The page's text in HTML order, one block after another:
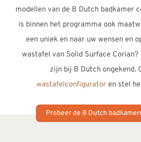
modellen van de B Dutch badkamer
is binnen het programma ook
een uniek en naar uw wensen en
wastafel van Solid Surface
zijn bij B Dutchongekend.
wastafelconfigurator en stel
Probeer de B Dutch